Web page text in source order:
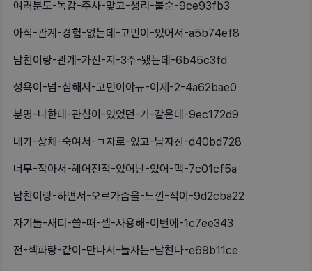
여러분도-독감-주사-맞고-생리-불순-9ce93fb3
아직-관계-경험-없는데-고민이-있어서-a5b74ef8
남친이랑-관계-가진-지-3주-됐는데-6b45c3fd
성욕이-넘-심해서-고민이야ㅠ-이제-2-4a62bae0
분명-나한테-관심이-있었던-거-같은데-9ec172d9
내가-상체-숙여서-ㄱ자로-있고-남자친-d40bd728
너무-작아서-헤어진적-있어난-있어-맥-7c01cf5a
남친이랑-하면서-오르가즘을-느낀-적이-9d2cba22
자기들-새티-쓸-때-젤-사용해-이번에-1c7ee343
전-섹파랑-같이-만나서-놀자는-남친나-e69b11ce